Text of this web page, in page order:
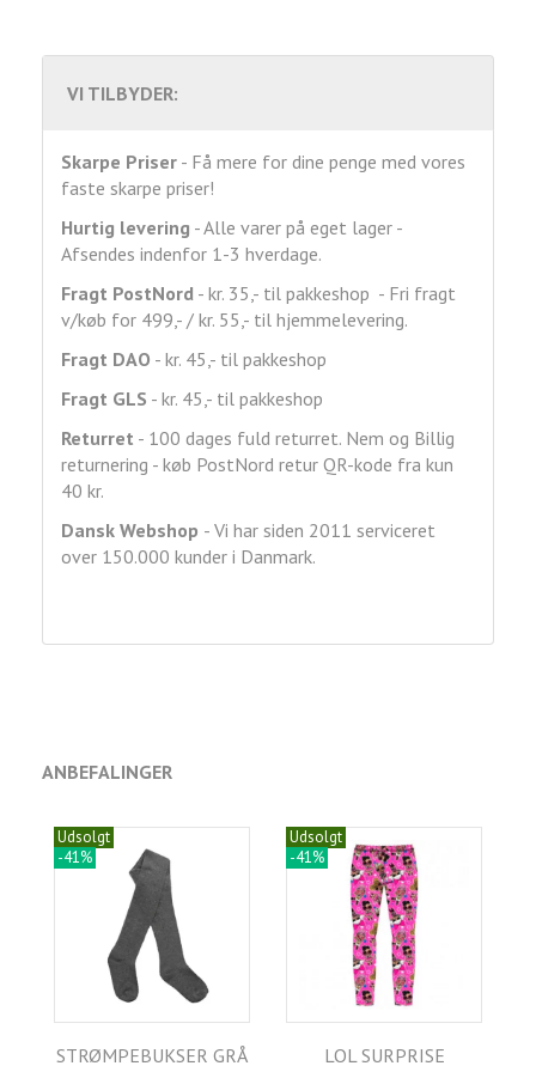
VI TILBYDER:
Skarpe Priser - Få mere for dine penge med vores
faste skarpe priser!
Hurtig levering - Alle varer på eget lager -
Afsendes indenfor 1-3 hverdage.
Fragt PostNord - kr. 35,- til pakkeshop - Fri fragt
v/køb for 499,- / kr. 55,- til hjemmelevering.
Fragt DAO - kr. 45,- til pakkeshop
Fragt GLS - kr. 45,- til pakkeshop
Returret - 100 dages fuld returret. Nem og Billig
returnering - køb PostNord retur QR-kode fra kun
40 kr.
Dansk Webshop - Vi har siden 2011 serviceret
over 150.000 kunder i Danmark.
ANBEFALINGER
Udsolgt
-41%
STRØMPEBUKSER GRÅ
Udsolgt
-41%
LOL SURPRISE